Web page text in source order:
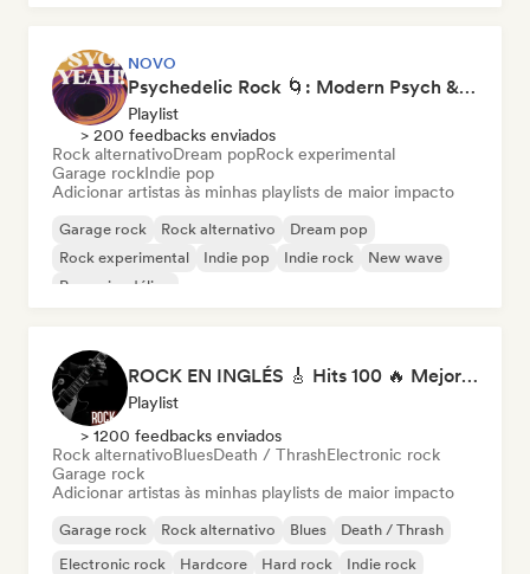
NOVO
Psychedelic Rock 🌀: Modern Psych & Turkish Vibes
Playlist
> 200 feedbacks enviados
Rock alternativoDream popRock experimental
Garage rockIndie pop
Adicionar artistas às minhas playlists de maior impacto
Garage rock Rock alternativo
Dream pop
Rock experimental
Indie pop Indie rock
New wave
Pop psicodélico
ROCK EN INGLÉS 🎸 Hits 100 🔥 Mejor Música Rock Internacional ·
Playlist
> 1200 feedbacks enviados
Rock alternativoBluesDeath / ThrashElectronic rock
Garage rock
Adicionar artistas às minhas playlists de maior impacto
Garage rock Rock alternativo Blues
Death / Thrash
Electronic rock
Hardcore Hard rock Indie rock